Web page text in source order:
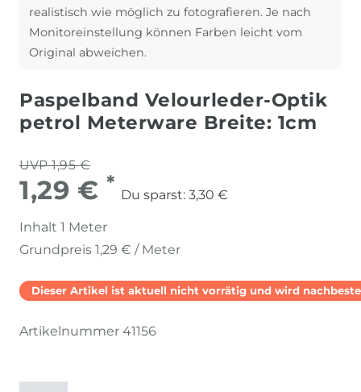
realistisch wie möglich zu fotografieren. Je nach
Monitoreinstellung können Farben leicht vom
Original abweichen.
Paspelband Velourleder-Optik
petrol Meterware Breite: 1cm
UVP 1,95 €
1,29 € *
Du sparst: 3,30 €
Inhalt 1 Meter
Grundpreis 1,29 € / Meter
Dieser Artikel ist aktuell nicht vorrätig und wird
Artikelnummer 41156